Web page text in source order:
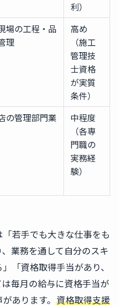
利）
場の工程・品
理
高め
（施工
管理技
士資格
が実質
条件）
の管理部門業
中程度
（各専
門職の
実務経
験）
若手でも大きな仕事をも
業務を通して自分のスキ
「資格取得手当があり、
毎月の給与に資格手当が
あります。 資格取得支援